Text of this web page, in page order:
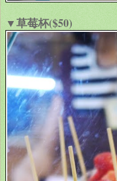
▼草莓杯($50)